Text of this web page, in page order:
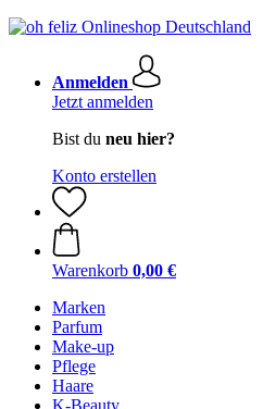
Anmelden
Jetzt anmelden
Bist du neu hier?
Konto erstellen
Warenkorb 0,00 €
Marken
Parfum
Make-up
Pflege
Haare
K-Beauty